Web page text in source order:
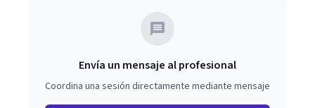
Envía un mensaje al profesional
Coordina una sesión directamente mediante mensaje